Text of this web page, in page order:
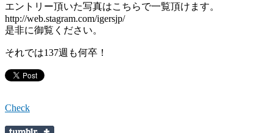
エントリー頂いた写真はこちらで一覧頂けます。
http://web.stagram.com/igersjp/
是非に御覧ください。
それでは137週も何卒！
Check